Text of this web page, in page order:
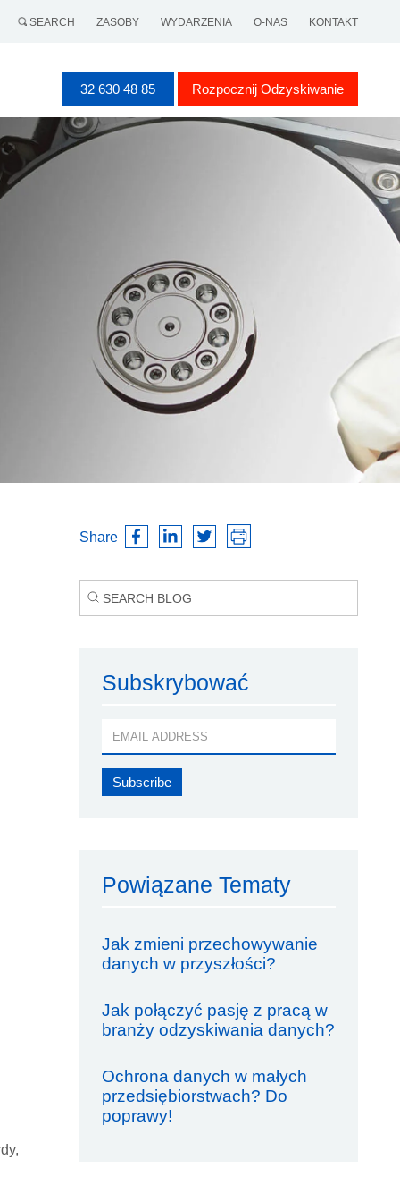
SEARCH ZASOBY WYDARZENIA O-NAS KONTAKT
32 630 48 85 Rozpocznij Odzyskiwanie
Share
Subskrybować
Powiązane Tematy
Jak zmieni przechowywanie
danych w przyszłości?
Jak połączyć pasję z pracą w
branży odzyskiwania danych?
Ochrona danych w małych
przedsiębiorstwach? Do
poprawy!